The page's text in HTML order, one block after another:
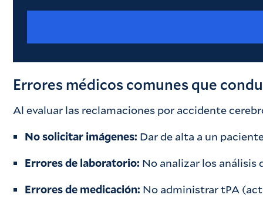
Errores médicos comunes que
Al evaluar las reclamaciones por accidente
No solicitar imágenes: Dar de alta a un
Errores de laboratorio: No analizar los análisis
Errores de medicación: No administrar tPA